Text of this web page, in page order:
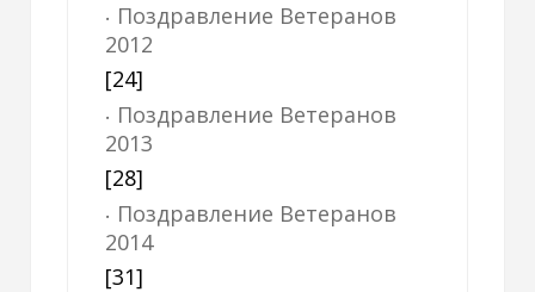
Поздравление Ветеранов
2012
[24]
Поздравление Ветеранов
2013
[28]
Поздравление Ветеранов
2014
[31]